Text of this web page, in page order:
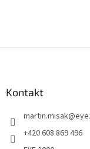
Kontakt
martin.misak@
+420 608 869 496